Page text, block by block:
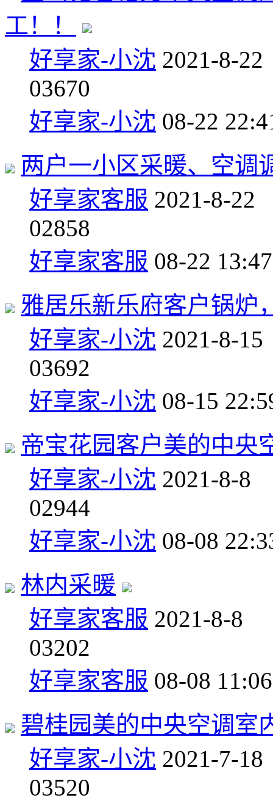
工！！
好享家-小沈 2021-8-22
03670
好享家-小沈 08-22
两户一小区采暖、空调
好享家客服 2021-8-22
02858
好享家客服 08-22 13:47
雅居乐新乐府客户锅炉
好享家-小沈 2021-8-15
03692
好享家-小沈 08-15
帝宝花园客户美的中央
好享家-小沈 2021-8-8
02944
好享家-小沈 08-08
林内采暖
好享家客服 2021-8-8
03202
好享家客服 08-08 11:06
碧桂园美的中央空调室
好享家-小沈 2021-7-18
03520